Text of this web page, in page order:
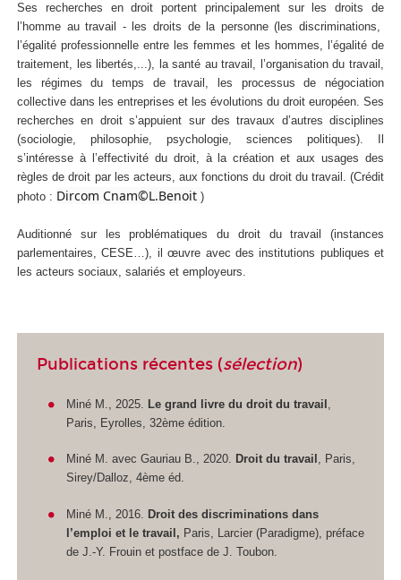
Ses recherches en droit portent principalement sur les droits de
l’homme au travail - les droits de la personne (les discriminations,
l’égalité professionnelle entre les femmes et les hommes, l’égalité de
traitement, les libertés,...), la santé au travail, l’organisation du travail,
les régimes du temps de travail, les processus de négociation
collective dans les entreprises et les évolutions du droit européen. Ses
recherches en droit s’appuient sur des travaux d’autres disciplines
(sociologie, philosophie, psychologie, sciences politiques). Il
s’intéresse à l’effectivité du droit, à la création et aux usages des
règles de droit par les acteurs, aux fonctions du droit du travail. (Crédit
photo : Dircom Cnam©L.Benoit )
Auditionné sur les problématiques du droit du travail (instances
parlementaires, CESE…), il œuvre avec des institutions publiques et
les acteurs sociaux, salariés et employeurs.
Publications récentes (sélection)
Miné M., 2025. Le grand livre du droit du travail
Paris, Eyrolles, 32ème édition.
Miné M. avec Gauriau B., 2020. Droit du travail , Paris,
Sirey/Dalloz, 4ème éd.
Miné M., 2016.
Droit des discriminations dans
l’emploi et le travail, Paris, Larcier (Paradigme), préface
de J.-Y. Frouin et postface de J. Toubon.